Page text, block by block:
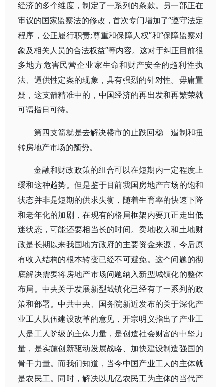
经济的多个维度，制定了一系列的条款。另一部正在
审议的国家监察法的修改，首次专门增加了“遵守法定
程序，公正履行职责;尊重和保障人权”和“保障监察对
象及相关人员的合法权益”等内容。这对于纠正目前很
多地方危害民营企业家生命和财产安全的趋利性执
法、逼供性定案的现象，具有强烈的针对性。毋庸置
疑，这支箭精准中的，中国经济的再出发和再繁荣就
可谓指日可待。
第四支箭就是去解决楼市的止跌回稳，遏制和扭
转房地产市场的颓势。
金融和财政政策的组合可以在短期内一定程度上
缓和这种趋势。但是鉴于目前我国房地产市场的饱和
状态并非是短期的供求失衡，随着生育率的快速下降
和老年化的加剧，在现有的格局框架内要真正走出低
迷状态，可能还要相当长的时间。卖地收入和土地财
政是长期以来我国地方政府的主要资金来源，今后原
有收入结构的根本转变已经不可避免。这个问题的彻
底解决需要将房地产市场问题纳入新型城镇化的整体
布局。中央关于发展新型城镇化已经有了一系列的政
策和部署。中共中央、国务院新近发布的关于深化产
业工人队伍建设改革的意见，开宗明义指出了产业工
人是工人阶级的主体力量，是创造社会财富的中坚力
量，是实施创新驱动发展战略、加快建设制造强国的
骨干力量。而我们知道，当今中国产业工人的主体就
是农民工。同时，解决以几亿农民工为主体的当代产